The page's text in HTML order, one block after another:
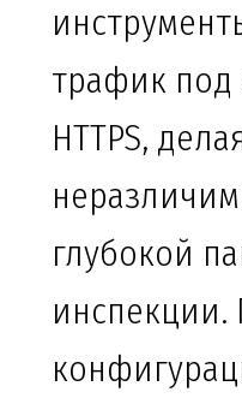
трафик
HTTPS,
глубокой
инспекции.